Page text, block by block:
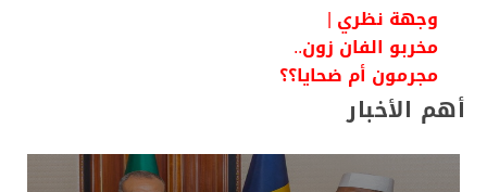
وجهة نظري |
مخربو الفان زون..
مجرمون أم ضحايا؟؟
أهم الأخبار